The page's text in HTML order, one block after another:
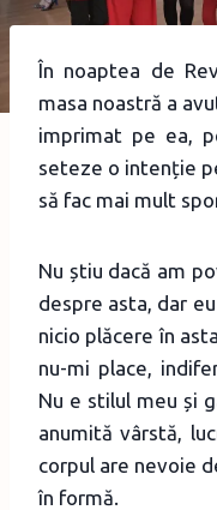
În noaptea de
masa noastră a
imprimat pe ea,
seteze o intenție
să fac mai mult
Nu știu dacă am
despre asta, dar
nicio plăcere în
nu-mi place,
Nu e stilul meu și
anumită vârstă,
corpul are nevoie
în formă.